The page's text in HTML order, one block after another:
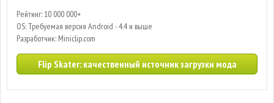
Рейтинг: 10 000 000+
OS: Требуемая версия Android - 4.4 и выше
Разработчик: Miniclip.com
Flip Skater: качественный источник загрузки мода